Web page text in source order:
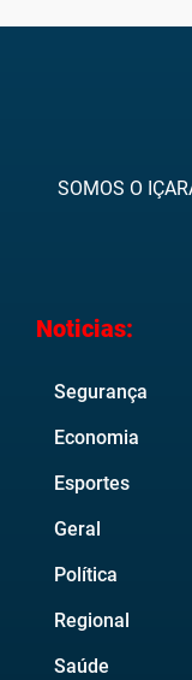
SOMOS O
Noticias:
Segurança
Economia
Esportes
Geral
Política
Regional
Saúde